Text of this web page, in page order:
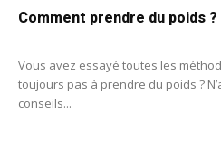
Comment prendre du poids ?
Vous avez essayé toutes les
toujours pas à prendre du poids ?
conseils...